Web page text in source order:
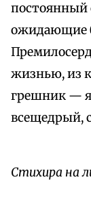
постоянный
ожидающие
жизнью, из
грешник —
всещедрый,
Стихира на